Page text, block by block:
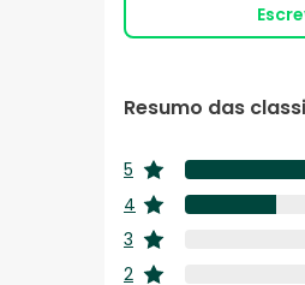
Resumo das
5
estrelas
4
estrelas
3
estrelas
2